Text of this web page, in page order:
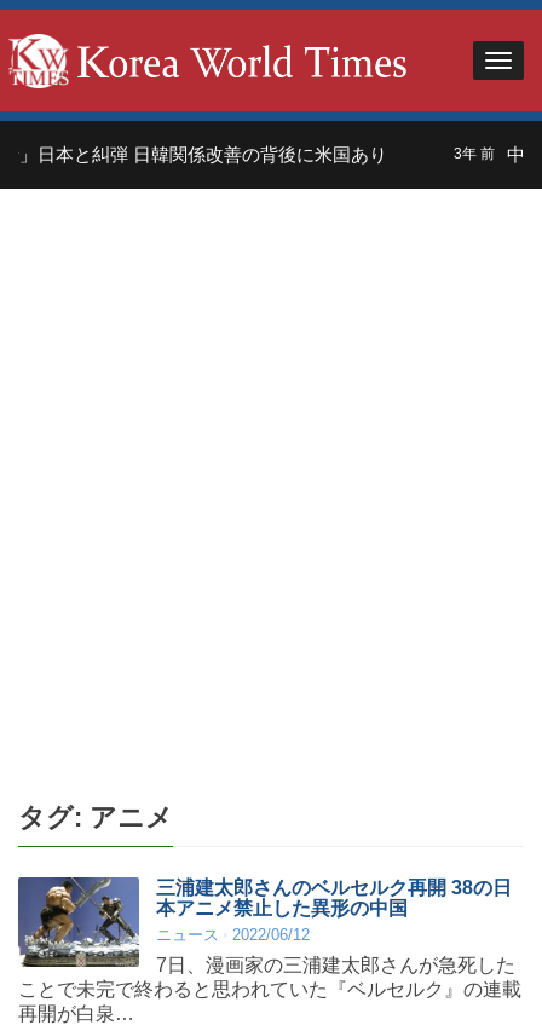
日本と糾弾 日韓関係改善の背後に米国あり 3年 前 中国
タグ: アニメ
三浦建太郎さんのベルセルク再開 38の日
本アニメ禁止した異形の中国
ニュース 2022/06/12
7日、漫画家の三浦建太郎さんが急死した
ことで未完で終わると思われていた『ベルセルク』の連載
再開が白泉…